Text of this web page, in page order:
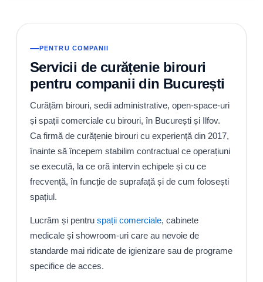
PENTRU COMPANII
Servicii de curățenie birouri
pentru companii din București
Curățăm birouri, sedii administrative, open-space-uri
și spații comerciale cu birouri, în București și Ilfov.
Ca firmă de curățenie birouri cu experiență din 2017,
înainte să începem stabilim contractual ce operațiuni
se execută, la ce oră intervin echipele și cu ce
frecvență, în funcție de suprafață și de cum folosești
spațiul.
Lucrăm și pentru spații comerciale, cabinete
medicale și showroom-uri care au nevoie de
standarde mai ridicate de igienizare sau de programe
specifice de acces.